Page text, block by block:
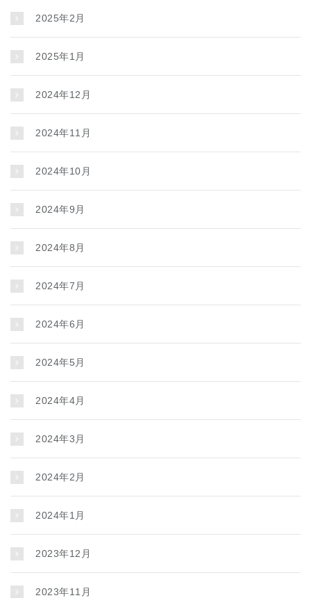
2025年2月
2025年1月
2024年12月
2024年11月
2024年10月
2024年9月
2024年8月
2024年7月
2024年6月
2024年5月
2024年4月
2024年3月
2024年2月
2024年1月
2023年12月
2023年11月